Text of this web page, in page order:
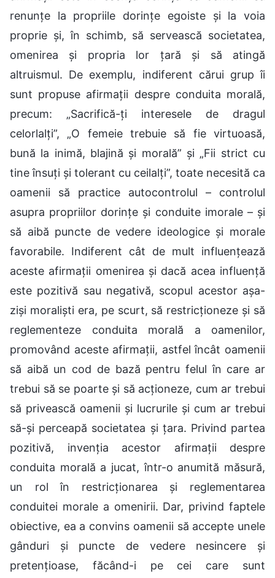
renunțe la propriile dorințe egoiste și la voia
proprie și, în schimb, să servească societatea,
omenirea și propria lor țară și să atingă
altruismul. De exemplu, indiferent cărui grup îi
sunt propuse afirmații despre conduita morală,
precum: „Sacrifică-ți interesele de dragul
celorlalți”, „O femeie trebuie să fie virtuoasă,
bună la inimă, blajină și morală” și „Fii strict cu
tine însuți și tolerant cu ceilalți”, toate necesită ca
oamenii să practice autocontrolul – controlul
asupra propriilor dorințe și conduite imorale – și
să aibă puncte de vedere ideologice și morale
favorabile. Indiferent cât de mult influențează
aceste afirmații omenirea și dacă acea influență
este pozitivă sau negativă, scopul acestor așa-
ziși moraliști era, pe scurt, să restricționeze și să
reglementeze conduita morală a oamenilor,
promovând aceste afirmații, astfel încât oamenii
să aibă un cod de bază pentru felul în care ar
trebui să se poarte și să acționeze, cum ar trebui
să privească oamenii și lucrurile și cum ar trebui
să-și perceapă societatea și țara. Privind partea
pozitivă, invenția acestor afirmații despre
conduita morală a jucat, într-o anumită măsură,
un rol în restricționarea și reglementarea
conduitei morale a omenirii. Dar, privind faptele
obiective, ea a convins oamenii să accepte unele
gânduri și puncte de vedere nesincere și
pretențioase, făcând-i pe cei care sunt